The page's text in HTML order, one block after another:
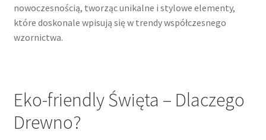
nowoczesnością, tworząc unikalne i stylowe elementy,
które doskonale wpisują się w trendy współczesnego
wzornictwa.
Eko-friendly Święta – Dlaczego
Drewno?